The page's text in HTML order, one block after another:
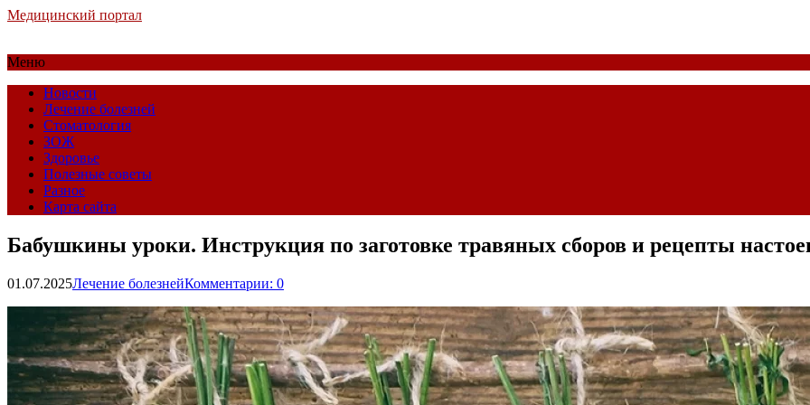
Медицинский портал
Меню
Новости
Лечение болезней
Стоматология
ЗОЖ
Здоровье
Полезные советы
Разное
Карта сайта
Бабушкины уроки. Инструкция по заготовке травяных сборов и рецепты
01.07.2025Лечение болезнейКомментарии: 0